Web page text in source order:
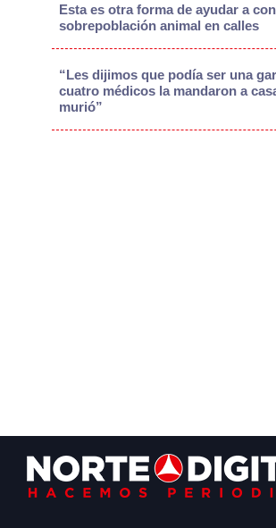
Esta es otra forma de ayudar a
sobrepoblación animal en calles
“Les dijimos que podía ser una
cuatro médicos la mandaron a
murió”
Footer